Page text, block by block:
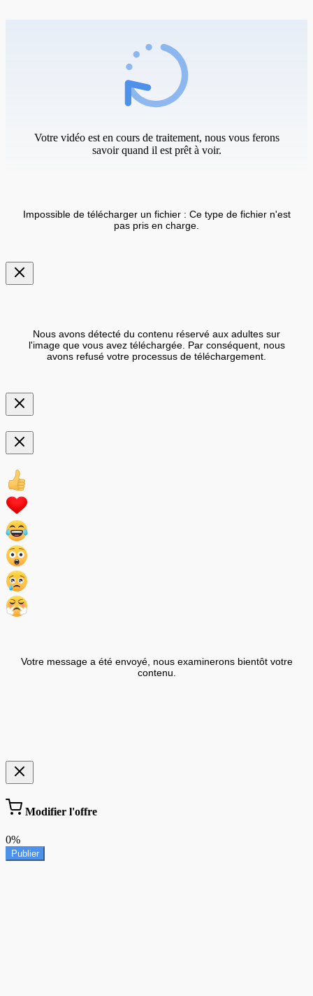
Votre vidéo est en cours de traitement, nous vous ferons
savoir quand il est prêt à voir.
Impossible de télécharger un fichier : Ce type de fichier n'est
pas pris en charge.
Nous avons détecté du contenu réservé aux adultes sur
l'image que vous avez téléchargée. Par conséquent, nous
avons refusé votre processus de téléchargement.
Votre message a été envoyé, nous examinerons bientôt votre
contenu.
Modifier l'offre
0%
Publier